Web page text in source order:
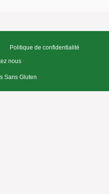
Politique de confidentialité
nous
Sans Gluten